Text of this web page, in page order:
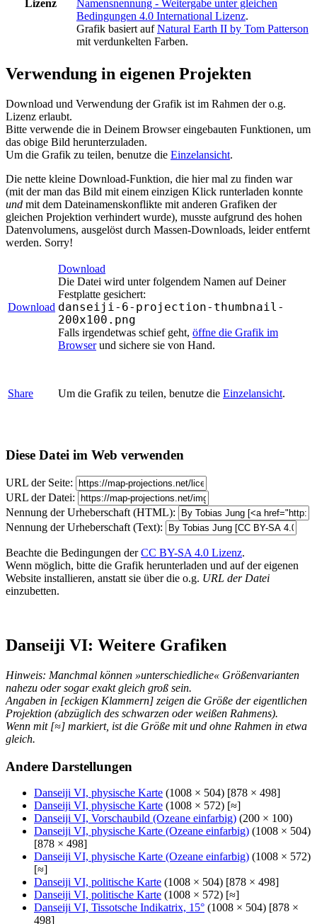
Lizenz
Namensnennung - Weitergabe unter gleichen
Bedingungen 4.0 International Lizenz.
Grafik basiert aufNatural Earth II by Tom Patterson
mit verdunkelten Farben.
Verwendung in eigenen Projekten
Download und Verwendung der Grafik ist im Rahmen der o.g.
Lizenz erlaubt.
Bitte verwende die in Deinem Browser eingebauten Funktionen, um
das obige Bild herunterzuladen.
Um die Grafik zu teilen, benutze die Einzelansicht.
Die nette kleine Download-Funktion, die hier mal zu finden war
(mit der man das Bild mit einem einzigen Klick runterladen konnte
und mit dem Dateinamenskonflikte mit anderen Grafiken der
gleichen Projektion verhindert wurde), musste aufgrund des hohen
Datenvolumens, ausgelöst durch Massen-Downloads, leider entfernt
werden. Sorry!
Download
Download
Die Datei wird unter folgendem Namen auf Deiner
Festplatte gesichert:
danseiji-6-projection-thumbnail-
200x100.png
Falls irgendetwas schief geht, öffne die Grafik im
Browserund sichere sie von Hand.
Share Um die Grafik zu teilen, benutze die Einzelansicht.
Diese Datei im Web verwenden
URL der Seite:
URL der Datei:
Nennung der Urheberschaft (HTML):
Nennung der Urheberschaft (Text):
Beachte die Bedingungen derCC BY-SA 4.0 Lizenz.
Wenn möglich, bitte die Grafik herunterladen und auf der eigenen
Website installieren, anstatt sie über die o.g. URL der Datei
einzubetten.
Danseiji VI: Weitere Grafiken
Hinweis: Manchmal können »unterschiedliche« Größenvarianten
nahezu oder sogar exakt gleich groß sein.
Angaben in [eckigen Klammern] zeigen die Größe der eigentlichen
Projektion (abzüglich des schwarzen oder weißen Rahmens).
Wenn mit [≈] markiert, ist die Größe mit und ohne Rahmen in etwa
gleich.
Andere Darstellungen
Danseiji VI, physische Karte (1008 × 504) [878 × 498]
Danseiji VI, physische Karte (1008 × 572) [≈]
Danseiji VI, Vorschaubild (Ozeane einfarbig) (200 × 100)
Danseiji VI, physische Karte (Ozeane einfarbig) (1008 × 504)
[878 × 498]
Danseiji VI, physische Karte (Ozeane einfarbig) (1008 × 572)
[≈]
Danseiji VI, politische Karte (1008 × 504) [878 × 498]
Danseiji VI, politische Karte (1008 × 572) [≈]
Danseiji VI, Tissotsche Indikatrix, 15° (1008 × 504) [878 ×
498]